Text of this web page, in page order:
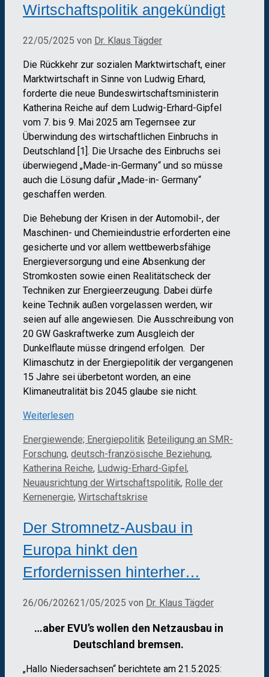
Wirtschaftspolitik angekündigt
22/05/2025 von Dr. Klaus Tägder
Die Rückkehr zur sozialen Marktwirtschaft, einer
Marktwirtschaft in Sinne von Ludwig Erhard,
forderte die neue Bundeswirtschaftsministerin
Katherina Reiche auf dem Ludwig-Erhard-Gipfel
vom 7. bis 9. Mai 2025 am Tegernsee zur
Überwindung des wirtschaftlichen Einbruchs in
Deutschland [1]. Die Ursache des Einbruchs sei
überwiegend „Made-in-Germany“ und so müsse
auch die Lösung dafür „Made-in- Germany“
geschaffen werden.
Die Behebung der Krisen in der Automobil-, der
Maschinen- und Chemieindustrie erforderten eine
gesicherte und vor allem wettbewerbsfähige
Energieversorgung und eine Absenkung der
Stromkosten sowie einen Realitätscheck der
Techniken zur Energieerzeugung. Dabei dürfe
keine Technik außen vorgelassen werden, wir
seien auf alle angewiesen. Die Ausschreibung von
20 GW Gaskraftwerke zum Ausgleich der
Dunkelflaute müsse dringend erfolgen. Der
Klimaschutz in der Energiepolitik der vergangenen
15 Jahre sei überbetont worden, an eine
Klimaneutralität bis 2045 glaube sie nicht.
Weiterlesen
Kategorien
Energiewende; Energiepolitik Schlagwörter
Beteiligung an SMR-
Forschung, deutsch-französische Beziehung,
Katherina Reiche, Ludwig-Erhard-Gipfel,
Neuausrichtung der Wirtschaftspolitik, Rolle der
Kernenergie, Wirtschaftskrise
Der Stromnetz-Ausbau in
Europa hinkt den
Erfordernissen hinterher…
26/06/202621/05/2025 von Dr. Klaus Tägder
…aber EVU’s wollen den Netzausbau in
Deutschland bremsen.
„Hallo Niedersachsen“ berichtete am 21.5.2025: